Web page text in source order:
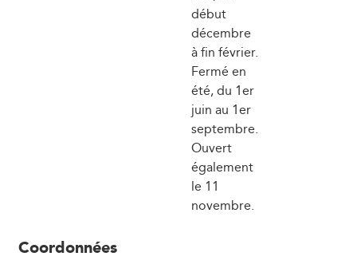
début
décembre
à fin février.
Fermé en
été, du 1er
juin au 1er
septembre.
Ouvert
également
le 11
novembre.
Coordonnées